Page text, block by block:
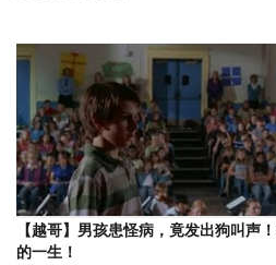
【越哥】男孩患怪病，竟发出狗叫声
的一生！